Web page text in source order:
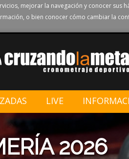
mejorar la navegación y conocer sus
o bien conocer cómo cambiar la
LIVE
2026